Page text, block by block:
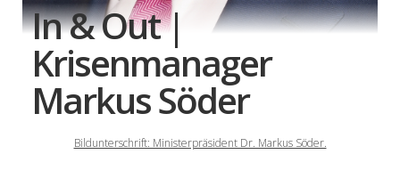
In & Out |
Krisenmanager
Markus Söder
Bildunterschrift: Ministerpräsident Dr. Markus Söder.